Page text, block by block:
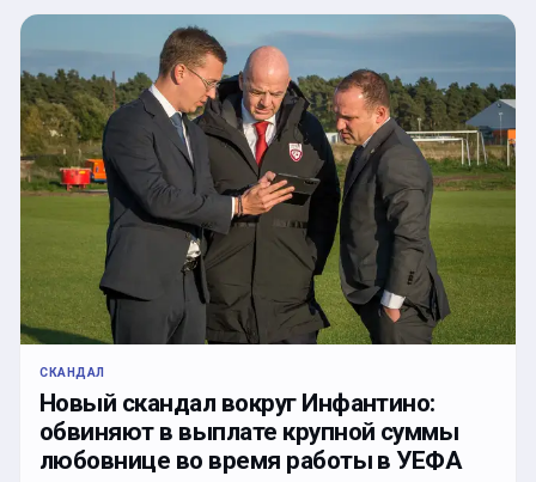
СКАНДАЛ
Новый скандал вокруг Инфантино:
обвиняют в выплате крупной суммы
любовнице во время работы в УЕФА